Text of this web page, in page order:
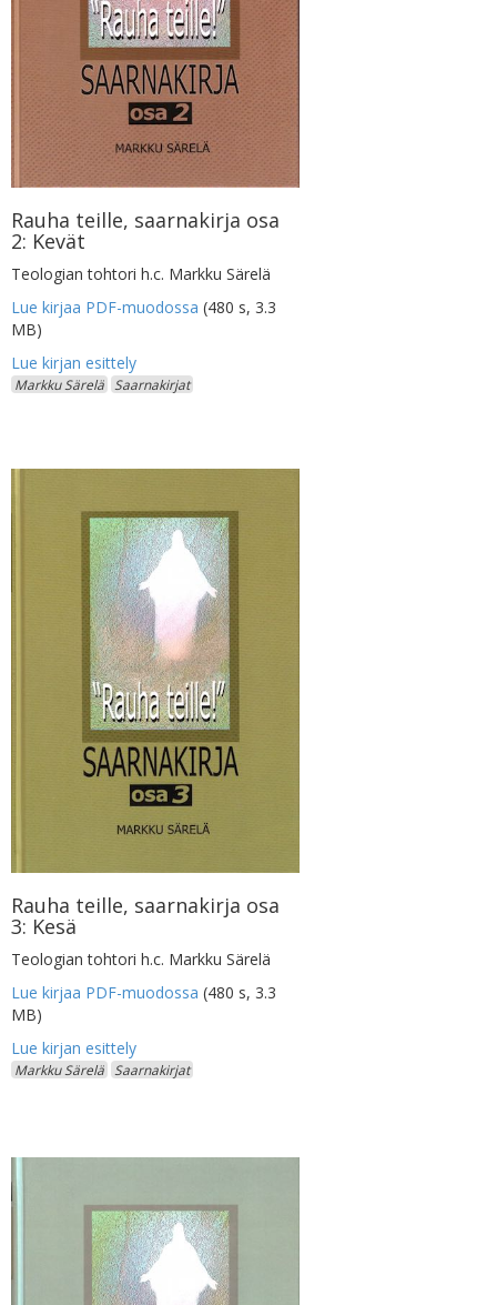
Rauha teille, saarnakirja osa
2: Kevät
Teologian tohtori h.c. Markku Särelä
Lue kirjaa PDF-muodossa (480 s, 3.3
MB)
Markku Särelä Saarnakirjat
Rauha teille, saarnakirja osa
3: Kesä
Teologian tohtori h.c. Markku Särelä
Lue kirjaa PDF-muodossa (480 s, 3.3
MB)
Markku Särelä Saarnakirjat